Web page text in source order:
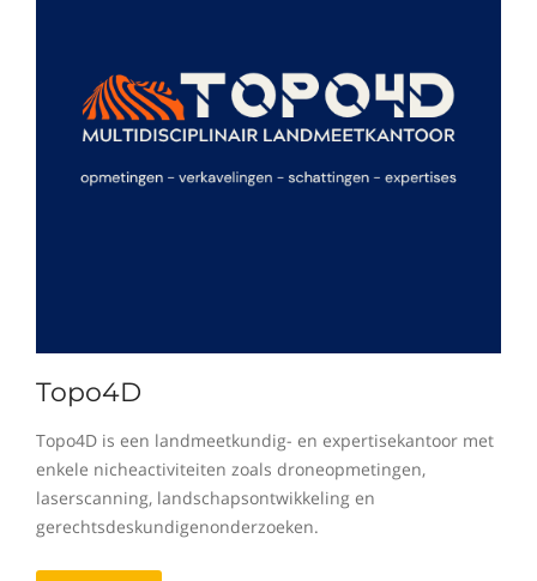
Topo4D
Topo4D is een landmeetkundig- en expertisekantoor met
enkele nicheactiviteiten zoals droneopmetingen,
laserscanning, landschapsontwikkeling en
gerechtsdeskundigenonderzoeken.